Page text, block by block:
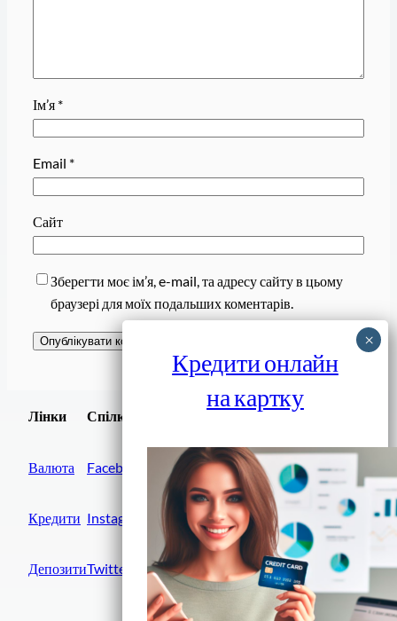
Ім’я *
Email *
Сайт
Зберегти моє ім’я, e-mail, та адресу сайту в цьому
браузері для моїх подальших коментарів.
Лінки
Валюта
Кредити
Депозити
Спілки
Facebook
Instagram
Twitter
Завантажити
Фінанси IN UA
Кредити онлайн
на картку